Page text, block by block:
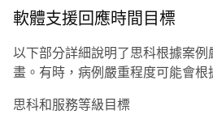
軟體支援回應時間目標
以下部分詳細說明了思科根據案
畫。有時，病例嚴重程度可能會根
思科和服務等級目標